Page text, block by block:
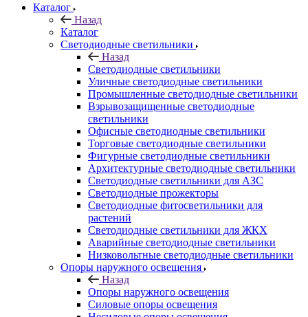
Каталог
Назад
Каталог
Светодиодные светильники
Назад
Светодиодные светильники
Уличные светодиодные светильники
Промышленные светодиодные светильники
Взрывозащищенные светодиодные
светильники
Офисные светодиодные светильники
Торговые светодиодные светильники
Фигурные светодиодные светильники
Архитектурные светодиодные светильники
Светодиодные светильники для АЗС
Светодиодные прожекторы
Светодиодные фитосветильники для
растений
Светодиодные светильники для ЖКХ
Аварийные светодиодные светильники
Низковольтные светодиодные светильники
Опоры наружного освещения
Назад
Опоры наружного освещения
Силовые опоры освещения